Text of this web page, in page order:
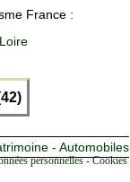
France :
- Automobiles
personnelles -